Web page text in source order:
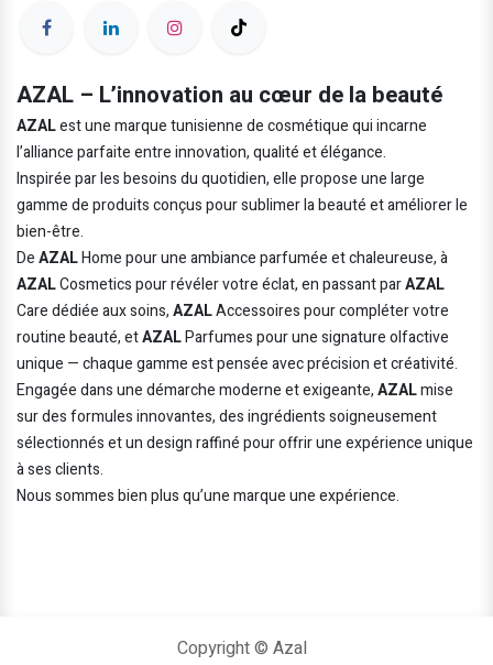
AZAL – L’innovation au cœur de la beauté
AZALest une marque tunisienne de cosmétique qui incarne
l’alliance parfaite entre innovation, qualité et élégance.
Inspirée par les besoins du quotidien, elle propose une large
gamme de produits conçus pour sublimer la beauté et améliorer le
bien-être.
DeAZALHome pour une ambiance parfumée et chaleureuse, à
AZALCosmetics pour révéler votre éclat, en passant parAZAL
Care dédiée aux soins,AZALAccessoires pour compléter votre
routine beauté, etAZALParfumes pour une signature olfactive
unique — chaque gamme est pensée avec précision et créativité.
Engagée dans une démarche moderne et exigeante,AZALmise
sur des formules innovantes, des ingrédients soigneusement
sélectionnés et un design raffiné pour offrir une expérience unique
à ses clients.
Nous sommes bien plus qu’une marque une expérience.
Copyright © Azal